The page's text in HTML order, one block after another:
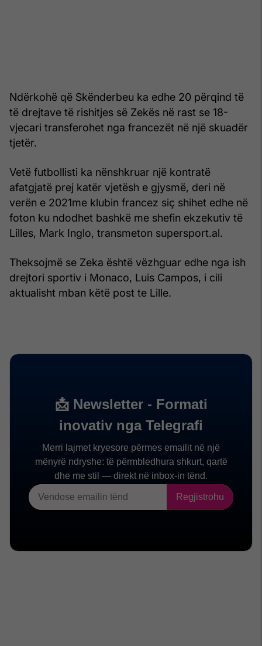
Ndërkohë që Skënderbeu ka edhe 20 përqind të
të drejtave të rishitjes së Zekës në rast se 18-
vjecari transferohet nga francezët në një skuadër
tjetër.
Vetë futbollisti ka nënshkruar një kontratë
afatgjatë prej katër vjetësh e gjysmë, deri në
verën e 2021me klubin francez siç shihet edhe në
foton ku ndodhet bashkë me shefin ekzekutiv të
Lilles, Mark Inglo, transmeton supersport.al.
Theksojmë se Zeka është vëzhguar edhe nga ish
drejtori sportiv i Monaco, Luis Campos, i cili
aktualisht mban këtë post te Lille.